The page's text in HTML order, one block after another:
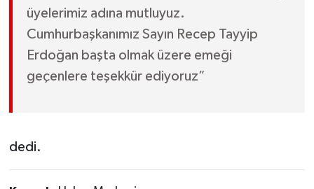
üyelerimiz adına mutluyuz.
Cumhurbaşkanımız Sayın Recep Tayyip
Erdoğan başta olmak üzere emeği
geçenlere teşekkür ediyoruz”
dedi.